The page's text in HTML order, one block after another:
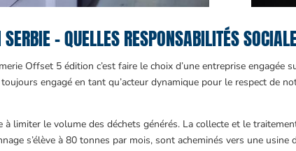
– QUELLES RESPONSABILITÉS
Offset 5 édition c’est faire le choix d’une entreprise
engagé en tant qu’acteur dynamique pour le respect de
à limiter le volume des déchets générés. La collecte et le
s’élève à 80 tonnes par mois, sont acheminés vers une